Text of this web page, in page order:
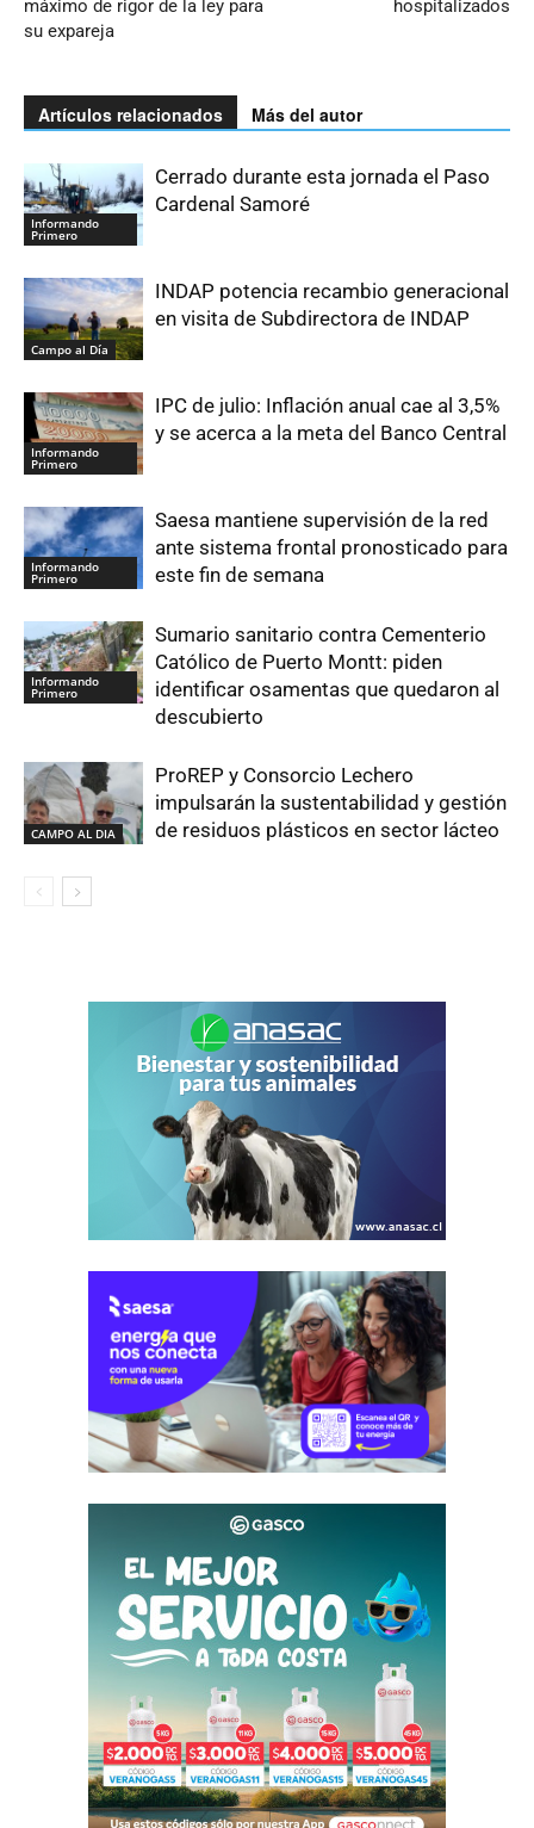
máximo de rigor de la ley para
su expareja
hospitalizados
Artículos relacionados Más del autor
Informando
Primero
Cerrado durante esta jornada el Paso
Cardenal Samoré
Campo al Día
INDAP potencia recambio generacional
en visita de Subdirectora de INDAP
Informando
Primero
IPC de julio: Inflación anual cae al 3,5%
y se acerca a la meta del Banco Central
Informando
Primero
Saesa mantiene supervisión de la red
ante sistema frontal pronosticado para
este fin de semana
Informando
Primero
Sumario sanitario contra Cementerio
Católico de Puerto Montt: piden
identificar osamentas que quedaron al
descubierto
CAMPO AL DIA
ProREP y Consorcio Lechero
impulsarán la sustentabilidad y gestión
de residuos plásticos en sector lácteo